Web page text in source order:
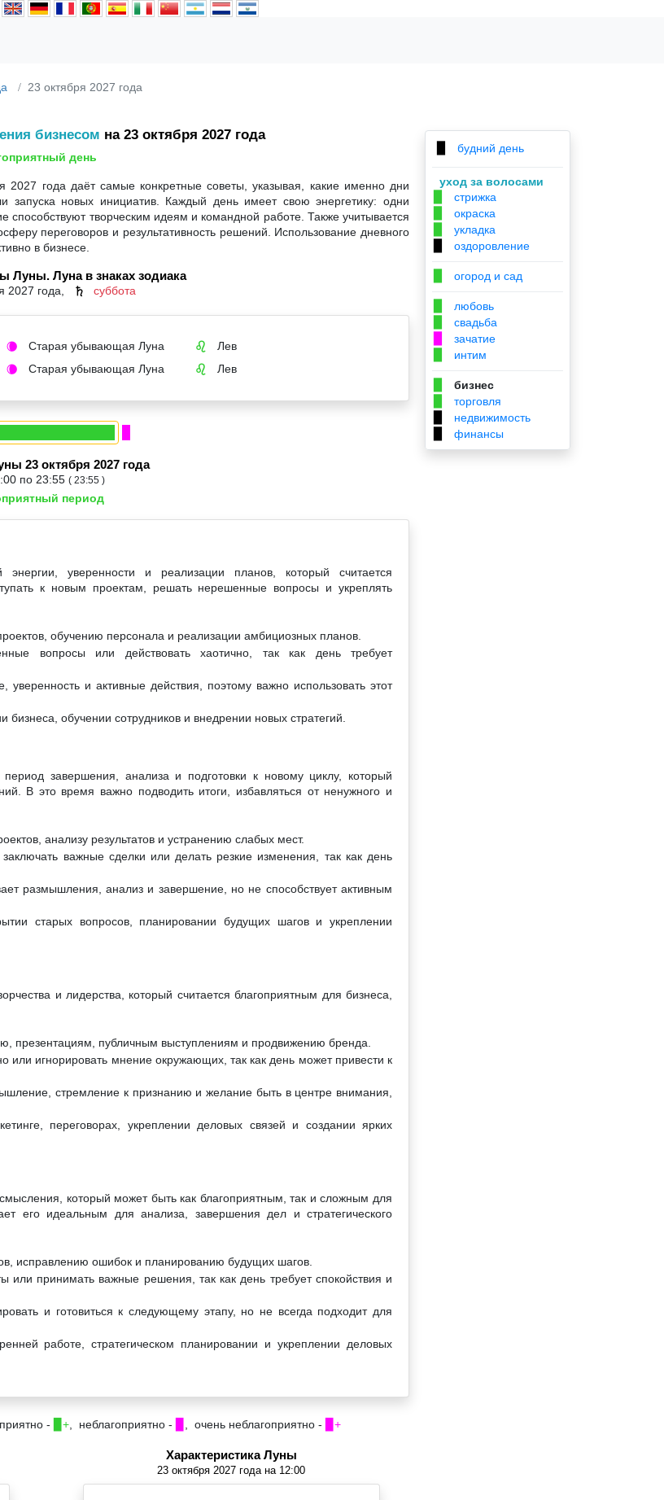
23 октября 2027 года
бизнесом на 23 октября 2027 года
день
года даёт самые конкретные советы, указывая, какие именно дни
запуска новых инициатив. Каждый день имеет свою энергетику: одни
способствуют творческим идеям и командной работе. Также учитывается
переговоров и результативность решений. Использование дневного
в бизнесе.
Луны. Луна в знаках зодиака
2027 года, ♄ суббота
🌘 Старая убывающая Луна ♌
Лев
🌘 Старая убывающая Луна ♌ Лев
23 октября 2027 года
по 23:55 ( 23:55 )
период
уверенности и реализации планов, который считается
к новым проектам, решать нерешенные вопросы и укреплять
обучению персонала и реализации амбициозных планов.
вопросы или действовать хаотично, так как день требует
и активные действия, поэтому важно использовать этот
обучении сотрудников и внедрении новых стратегий.
завершения, анализа и подготовки к новому циклу, который
В это время важно подводить итоги, избавляться от ненужного и
анализу результатов и устранению слабых мест.
важные сделки или делать резкие изменения, так как день
размышления, анализ и завершение, но не способствует активным
старых вопросов, планировании будущих шагов и укреплении
и лидерства, который считается благоприятным для бизнеса,
презентациям, публичным выступлениям и продвижению бренда.
или игнорировать мнение окружающих, так как день может привести к
стремление к признанию и желание быть в центре внимания,
переговорах, укреплении деловых связей и создании ярких
который может быть как благоприятным, так и сложным для
его идеальным для анализа, завершения дел и стратегического
исправлению ошибок и планированию будущих шагов.
или принимать важные решения, так как день требует спокойствия и
и готовиться к следующему этапу, но не всегда подходит для
работе, стратегическом планировании и укреплении деловых
- ▉+ , неблагоприятно - , очень неблагоприятно - ▉+
Характеристика Луны
23 октября 2027 года на 12:00
будний день
уход за волосами
стрижка
окраска
укладка
оздоровление
огород и сад
любовь
свадьба
зачатие
интим
бизнес
торговля
недвижимость
финансы